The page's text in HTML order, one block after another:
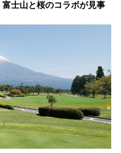
士山と桜のコラボが見事